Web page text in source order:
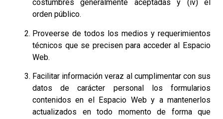
costumbres generalmente aceptadas y (iv) el
orden público.
Proveerse de todos los medios y requerimientos
técnicos que se precisen para acceder al Espacio
Web.
Facilitar información veraz al cumplimentar con sus
datos de carácter personal los formularios
contenidos en el Espacio Web y a mantenerlos
actualizados en todo momento de forma que